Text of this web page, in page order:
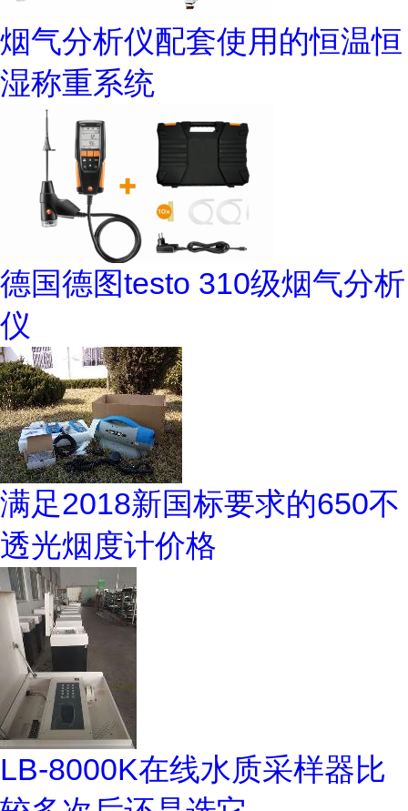
烟气分析仪配套使用的恒温恒
湿称重系统
德国德图testo 310级烟气分析
仪
满足2018新国标要求的650不
透光烟度计价格
LB-8000K在线水质采样器比